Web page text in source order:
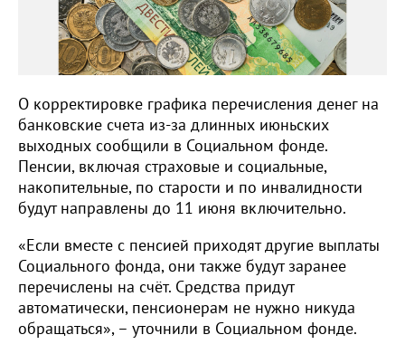
О корректировке графика перечисления денег на
банковские счета из-за длинных июньских
выходных сообщили в Социальном фонде.
Пенсии, включая страховые и социальные,
накопительные, по старости и по инвалидности
будут направлены до 11 июня включительно.
«Если вместе с пенсией приходят другие выплаты
Социального фонда, они также будут заранее
перечислены на счёт. Средства придут
автоматически, пенсионерам не нужно никуда
обращаться», – уточнили в Социальном фонде.